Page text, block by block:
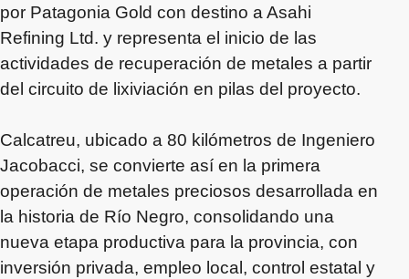
por Patagonia Gold con destino a Asahi
Refining Ltd. y representa el inicio de las
actividades de recuperación de metales a partir
del circuito de lixiviación en pilas del proyecto.
Calcatreu, ubicado a 80 kilómetros de Ingeniero
Jacobacci, se convierte así en la primera
operación de metales preciosos desarrollada en
la historia de Río Negro, consolidando una
nueva etapa productiva para la provincia, con
inversión privada, empleo local, control estatal y